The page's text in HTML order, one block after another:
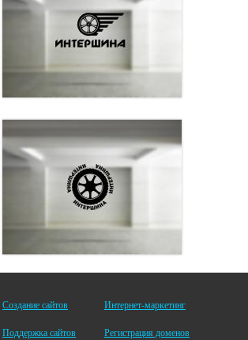
Создание сайтов Интернет-маркетинг
Поддержка сайтов Регистрация доменов